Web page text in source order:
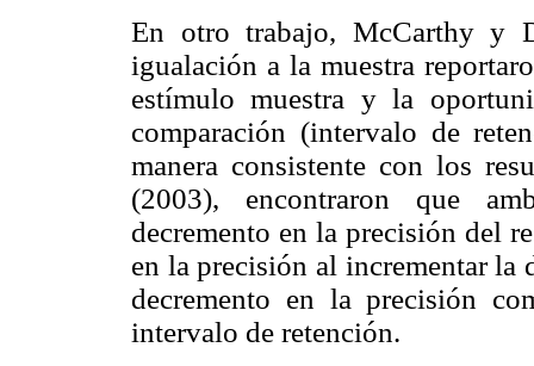
En otro trabajo, McCarthy y
igualación a la muestra
estímulo muestra y la
comparación (intervalo de
manera consistente con los
(2003), encontraron que
decremento en la precisión del
en la precisión al incrementar la
decremento en la precisión
intervalo de retención.